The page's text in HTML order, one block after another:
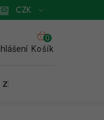
Zásady používání cookies
CZK
NÁKUPNÍ
KOŠÍK
Košík
a hračky